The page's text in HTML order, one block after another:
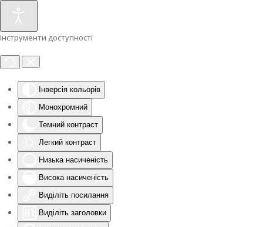
Інструменти доступності
Інверсія кольорів
Монохромний
Темний контраст
Легкий контраст
Низька насиченість
Висока насиченість
Виділіть посилання
Виділіть заголовки